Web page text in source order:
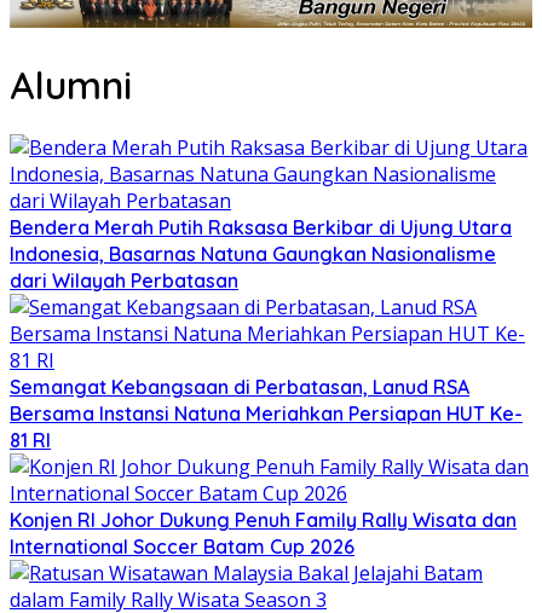
Alumni
Bendera Merah Putih Raksasa Berkibar di Ujung Utara
Indonesia, Basarnas Natuna Gaungkan Nasionalisme
dari Wilayah Perbatasan
Semangat Kebangsaan di Perbatasan, Lanud RSA
Bersama Instansi Natuna Meriahkan Persiapan HUT Ke-
81 RI
Konjen RI Johor Dukung Penuh Family Rally Wisata dan
International Soccer Batam Cup 2026